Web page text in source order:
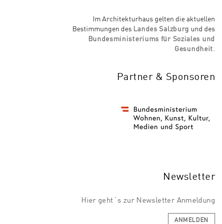
Im Architekturhaus gelten die aktuellen
Bestimmungen des Landes Salzburg und des
Bundesministeriums für Soziales und
Gesundheit.
Partner & Sponsoren
Newsletter
Hier geht´s zur Newsletter Anmeldung
ANMELDEN